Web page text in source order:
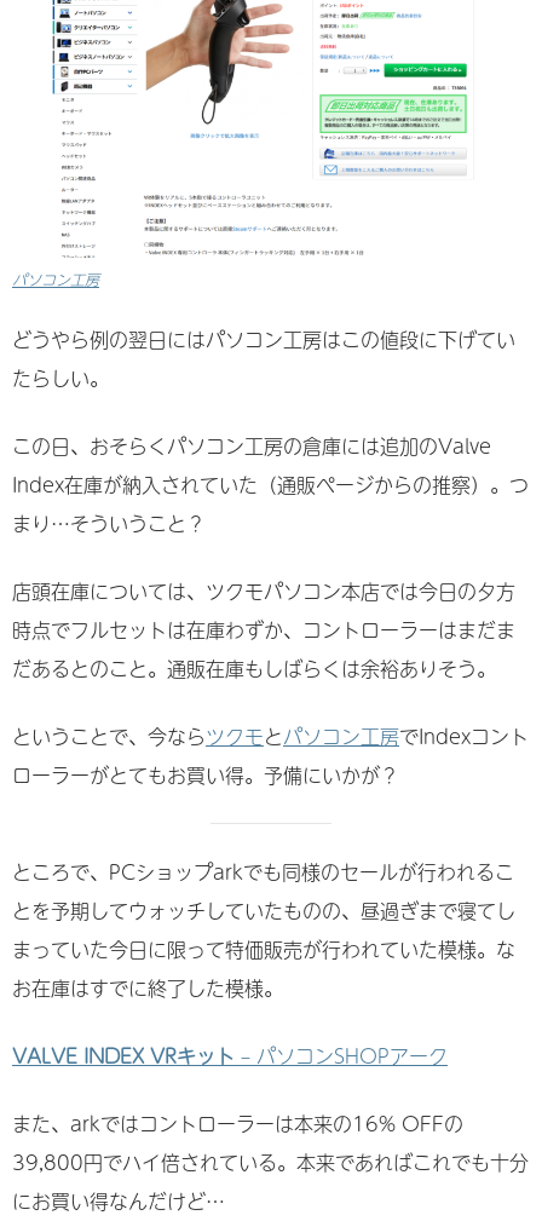
パソコン工房
どうやら例の翌日にはパソコン工房はこの値段に下げてい
たらしい。
この日、おそらくパソコン工房の倉庫には追加のValve
Index在庫が納入されていた（通販ページからの推察）。つ
まり…そういうこと？
店頭在庫については、ツクモパソコン本店では今日の夕方
時点でフルセットは在庫わずか、コントローラーはまだま
だあるとのこと。通販在庫もしばらくは余裕ありそう。
ということで、今ならツクモとパソコン工房でIndexコント
ローラーがとてもお買い得。予備にいかが？
ところで、PCショップarkでも同様のセールが行われるこ
とを予期してウォッチしていたものの、昼過ぎまで寝てし
まっていた今日に限って特価販売が行われていた模様。な
お在庫はすでに終了した模様。
VALVE INDEX VRキット – パソコンSHOPアーク
また、arkではコントローラーは本来の16% OFFの
39,800円でハイ倍されている。本来であればこれでも十分
にお買い得なんだけど…